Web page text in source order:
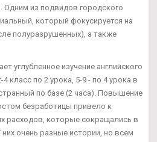
из подвидов городского
который фокусируется на
полуразрушенных), а также
углубленное изучение английского
класс по 2 урока, 5-9 - по 4 урока в
по базе (2 часа). Повышение
безработицы привело к
расходов, которые сокращались в
очень разные истории, но всем